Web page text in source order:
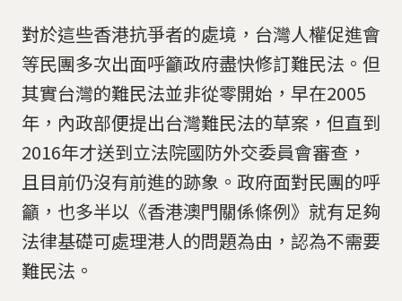
對於這些香港抗爭者的處境，台灣人權促進會
等民團多次出面呼籲政府盡快修訂難民法。但
其實台灣的難民法並非從零開始，早在2005
年，內政部便提出台灣難民法的草案，但直到
2016年才送到立法院國防外交委員會審查，
且目前仍沒有前進的跡象。政府面對民團的呼
籲，也多半以《香港澳門關係條例》就有足夠
法律基礎可處理港人的問題為由，認為不需要
難民法。